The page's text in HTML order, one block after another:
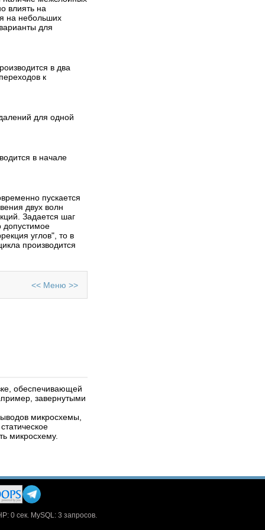
влиять на
на небольших
для
в два
к
для одной
в начале
пускается
двух волн
Задается шаг
допустимое
углов", то в
производится
<< Меню >>
обеспечивающей
завернутыми
микросхемы,
микросхему.
0 сек. MySQL: 3 запросов.